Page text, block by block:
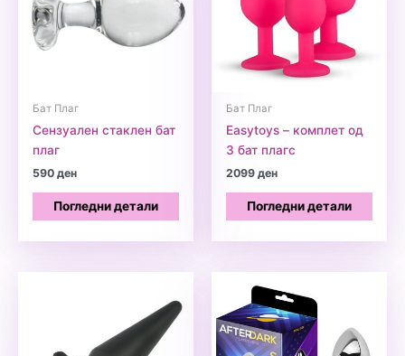
Бат Плаг
Сензуален стаклен бат
плаг
590ден
Погледни детали
Бат Плаг
Easytoys – комплет од
3 бат плагс
2099ден
Погледни детали